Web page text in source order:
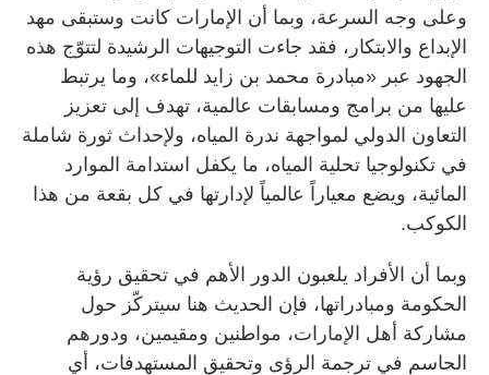
وعلى وجه السرعة، وبما أن الإمارات كانت وستبقى مهد
الإبداع والابتكار، فقد جاءت التوجيهات الرشيدة لتتوّج هذه
الجهود عبر «مبادرة محمد بن زايد للماء»، وما يرتبط
عليها من برامج ومسابقات عالمية، تهدف إلى تعزيز
التعاون الدولي لمواجهة ندرة المياه، ولإحداث ثورة شاملة
في تكنولوجيا تحلية المياه، ما يكفل استدامة الموارد
المائية، ويضع معياراً عالمياً لإدارتها في كل بقعة من هذا
الكوكب.
وبما أن الأفراد يلعبون الدور الأهم في تحقيق رؤية
الحكومة ومبادراتها، فإن الحديث هنا سيتركّز حول
مشاركة أهل الإمارات، مواطنين ومقيمين، ودورهم
الحاسم في ترجمة الرؤى وتحقيق المستهدفات، أي